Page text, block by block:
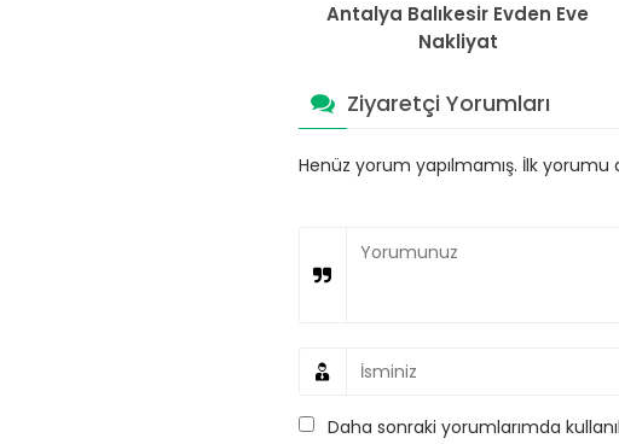
Antalya Balıkesir Evden Eve
Nakliyat
Ziyaretçi Yorumları
Henüz yorum yapılmamış. İlk yorumu
Daha sonraki yorumlarımda